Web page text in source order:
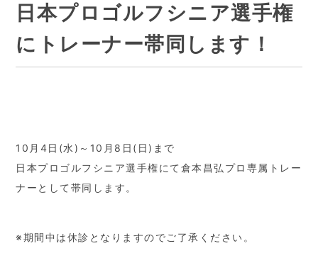
日本プロゴルフシニア選手権
にトレーナー帯同します！
10月4日(水)～10月8日(日)まで
日本プロゴルフシニア選手権にて倉本昌弘プロ専属トレー
ナーとして帯同します。
※期間中は休診となりますのでご了承ください。